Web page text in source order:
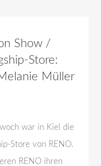
Show /
Store:
Müller
war in Kiel die
Store von RENO.
RENO ihren